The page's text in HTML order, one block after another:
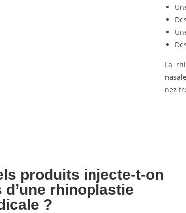
La
nez
produits injecte-t-on
d’une rhinoplastie
?